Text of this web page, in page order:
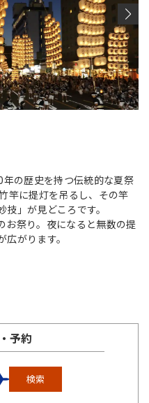
の歴史を持つ伝統的な夏祭
竿に提灯を吊るし、その竿
」が見どころです。
お祭り。夜になると無数の提
がります。
予約
検索